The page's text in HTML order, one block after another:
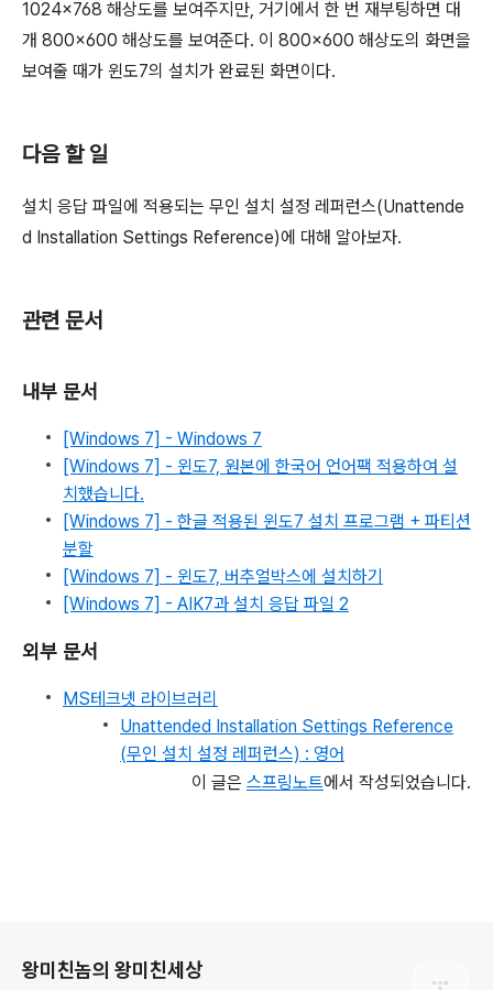
1024×768 해상도를 보여주지만, 거기에서 한 번 재부팅하면 대
개 800×600 해상도를 보여준다. 이 800×600 해상도의 화면을
보여줄 때가 윈도7의 설치가 완료된 화면이다.
다음 할 일
설치 응답 파일에 적용되는 무인 설치 설정 레퍼런스(Unattende
d Installation Settings Reference)에 대해 알아보자.
관련 문서
내부 문서
[Windows 7] - Windows 7
[Windows 7] - 윈도7, 원본에 한국어 언어팩 적용하여 설
치했습니다.
[Windows 7] - 한글 적용된 윈도7 설치 프로그램 + 파티션
분할
[Windows 7] - 윈도7, 버추얼박스에 설치하기
[Windows 7] - AIK7과 설치 응답 파일 2
외부 문서
MS테크넷 라이브러리
Unattended Installation Settings Reference
(무인 설치 설정 레퍼런스) : 영어
이 글은 스프링노트에서 작성되었습니다.
왕미친놈의 왕미친세상